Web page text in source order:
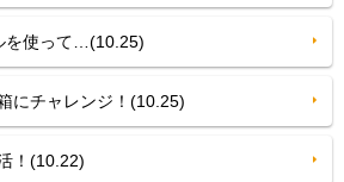
使って…(10.25)
チャレンジ！(10.25)
！(10.22)